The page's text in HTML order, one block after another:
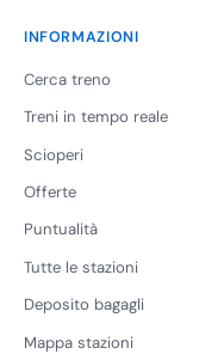
INFORMAZIONI
Cerca treno
Treni in tempo reale
Scioperi
Offerte
Puntualità
Tutte le stazioni
Deposito bagagli
Mappa stazioni